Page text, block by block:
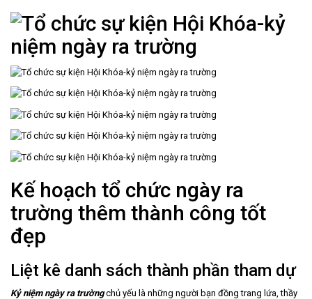
Kế hoạch tổ chức ngày ra
trường thêm thành công tốt
đẹp
Liệt kê danh sách thành phần tham dự
Kỷ niệm ngày ra trường chủ yếu là những người bạn đồng trang lứa, thầy